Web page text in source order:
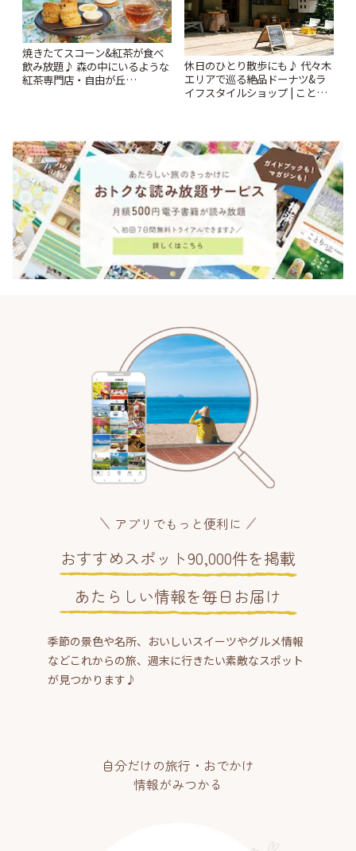
焼きたてスコーン&紅茶が食べ
飲み放題♪ 森の中にいるような
紅茶専門店・自由が丘
休日のひとり散歩にも♪ 代々木
エリアで巡る絶品ドーナツ&ラ
イフスタイルショップ | ことり
アプリでもっと便利に
おすすめスポット90,000件を掲載
あたらしい情報を毎日お届け
季節の景色や名所、おいしいスイーツやグルメ情報
などこれからの旅、週末に行きたい素敵なスポット
が見つかります♪
自分だけの旅行・おでかけ
情報がみつかる